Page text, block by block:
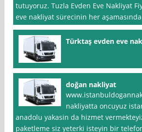
tutuyoruz. Tuzla Evden Eve Nakliyat
eve nakliyat sürecinin her aşamasında
Türktaş evden eve
doğan nakliyat
nakliyatta oncuyuz
anadolu yakasin da hizmet
paketleme siz yeterki isteyin bir